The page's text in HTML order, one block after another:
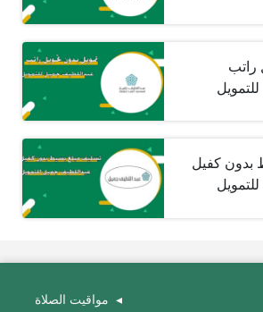
راتب
بدون كفيل
مواقيت الصلاة